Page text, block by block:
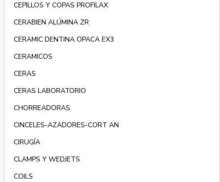
CEPILLOS Y COPAS PROFILAX
CERABIEN ALÚMINA ZR
CERAMIC DENTINA OPACA EX3
CERAMICOS
CERAS
CERAS LABORATORIO
CHORREADORAS
CINCELES-AZADORES-CORT AN
CIRUGÍA
CLAMPS Y WEDJETS
COILS